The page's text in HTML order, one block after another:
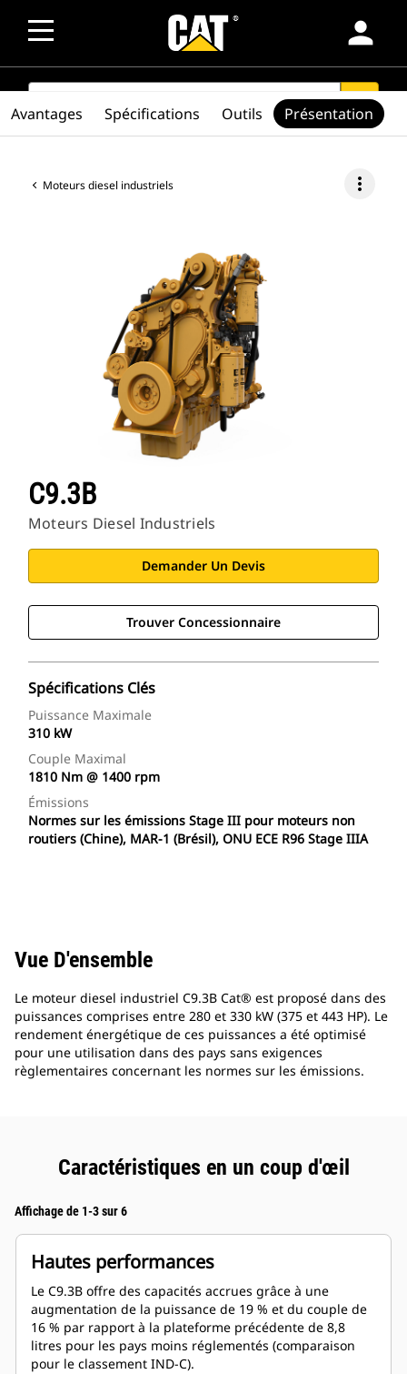
person
SEARCH search
Moteurs diesel industriels more_vert
C9.3B
Moteurs Diesel Industriels
Demander Un Devis
Trouver Concessionnaire
Spécifications Clés
Puissance Maximale
310 kW
Couple Maximal
1810 Nm @ 1400 rpm
Émissions
Normes sur les émissions Stage III pour moteurs non
routiers (Chine), MAR-1 (Brésil), ONU ECE R96 Stage IIIA
Avantages Spécifications Outils Présentation
Vue D'ensemble
Le moteur diesel industriel C9.3B Cat® est proposé dans des
puissances comprises entre 280 et 330 kW (375 et 443 HP). Le
rendement énergétique de ces puissances a été optimisé
pour une utilisation dans des pays sans exigences
règlementaires concernant les normes sur les émissions.
Caractéristiques en un coup d'œil
Affichage de 1-3 sur 6
Hautes performances
Le C9.3B offre des capacités accrues grâce à une
augmentation de la puissance de 19 % et du couple de
16 % par rapport à la plateforme précédente de 8,8
litres pour les pays moins réglementés (comparaison
pour le classement IND-C).